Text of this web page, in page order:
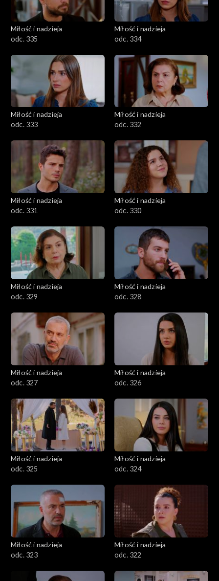
Miłość i nadzieja
odc. 335
Miłość i nadzieja
odc. 334
Miłość i nadzieja
odc. 333
Miłość i nadzieja
odc. 332
Miłość i nadzieja
odc. 331
Miłość i nadzieja
odc. 330
Miłość i nadzieja
odc. 329
Miłość i nadzieja
odc. 328
Miłość i nadzieja
odc. 327
Miłość i nadzieja
odc. 326
Miłość i nadzieja
odc. 325
Miłość i nadzieja
odc. 324
Miłość i nadzieja
odc. 323
Miłość i nadzieja
odc. 322